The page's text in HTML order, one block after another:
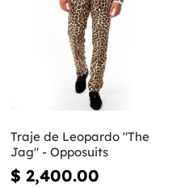
Traje de Leopardo "The
Jag" - Opposuits
$ 2,400.00